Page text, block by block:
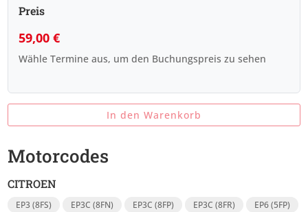
Preis
59,00€
Wähle Termine aus, um den Buchungspreis zu sehen
In den Warenkorb
Motorcodes
CITROEN
EP3 (8FS) EP3C (8FN) EP3C (8FP) EP3C (8FR)
EP6 (5FP)